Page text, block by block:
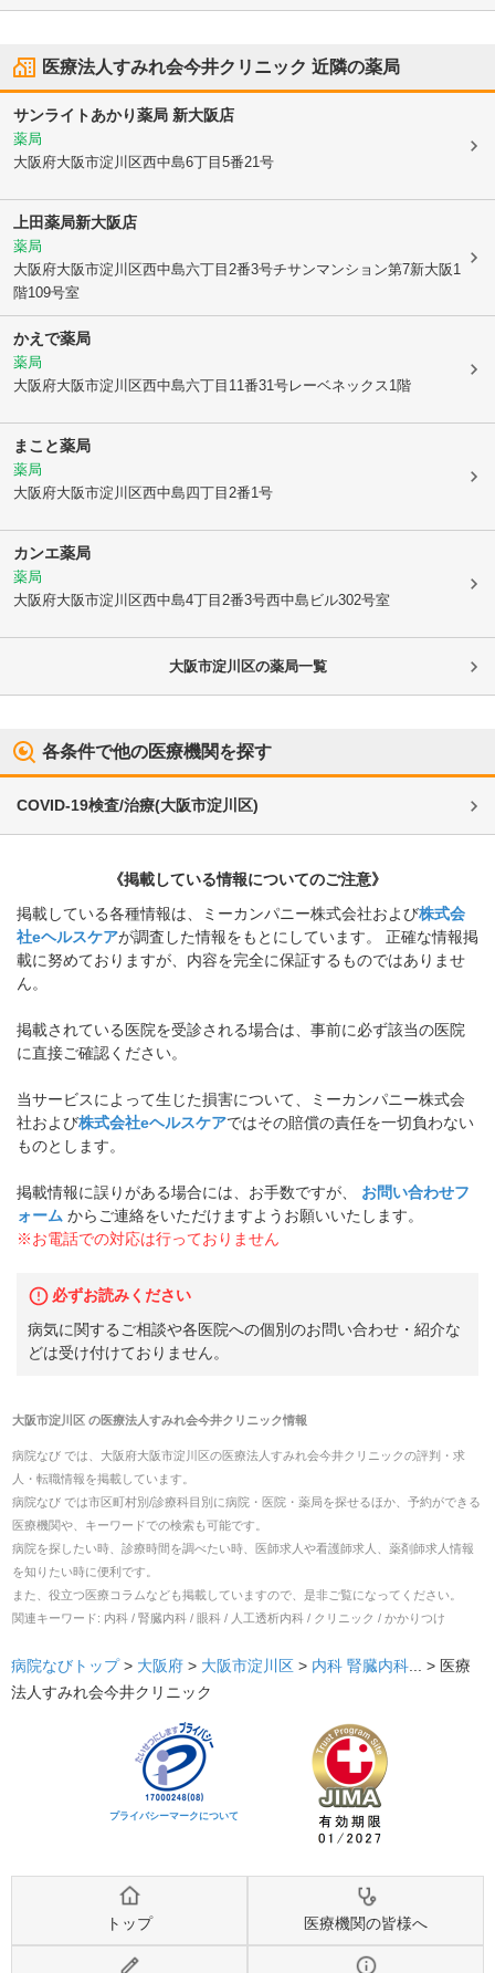
医療法人すみれ会今井クリニック 近隣の薬局
サンライトあかり薬局 新大阪店
薬局
大阪府大阪市淀川区西中島6丁目5番21号
上田薬局新大阪店
薬局
大阪府大阪市淀川区西中島六丁目2番3号チサンマンション第7新大阪1
階109号室
かえで薬局
薬局
大阪府大阪市淀川区西中島六丁目11番31号レーベネックス1階
まこと薬局
薬局
大阪府大阪市淀川区西中島四丁目2番1号
カンエ薬局
薬局
大阪府大阪市淀川区西中島4丁目2番3号西中島ビル302号室
大阪市淀川区の薬局一覧
各条件で他の医療機関を探す
COVID-19検査/治療(大阪市淀川区)
《掲載している情報についてのご注意》
掲載している各種情報は、ミーカンパニー株式会社および株式会
社eヘルスケアが調査した情報をもとにしています。 正確な情報掲
載に努めておりますが、内容を完全に保証するものではありませ
ん。
掲載されている医院を受診される場合は、事前に必ず該当の医院
に直接ご確認ください。
当サービスによって生じた損害について、ミーカンパニー株式会
社および株式会社eヘルスケアではその賠償の責任を一切負わない
ものとします。
掲載情報に誤りがある場合には、お手数ですが、
お問い合わせフ
ォーム からご連絡をいただけますようお願いいたします。
※お電話での対応は行っておりません
必ずお読みください
病気に関するご相談や各医院への個別のお問い合わせ・紹介な
どは受け付けておりません。
大阪市淀川区の医療法人すみれ会今井クリニック情報
病院なび では、 大阪府大阪市淀川区の医療法人すみれ会今井クリニックの評判・求
人・転職情報を掲載しています。
病院なび では市区町村別/診療科目別に病院・医院・薬局を探せるほか、予約ができる
医療機関や、キーワードでの検索も可能です。
病院を探したい時、診療時間を調べたい時、医師求人や看護師求人、薬剤師求人情報
を知りたい時に便利です。
また、役立つ医療コラムなども掲載していますので、是非ご覧になってください。
関連キーワード: 内科 / 腎臓内科 / 眼科 / 人工透析内科 / クリニック / かかりつけ
病院なびトップ> 大阪府 > 大阪市淀川区 > 内科 腎臓内科 ... > 医療
法人すみれ会今井クリニック
プライバシーマークについて
トップ 医療機関の皆様へ